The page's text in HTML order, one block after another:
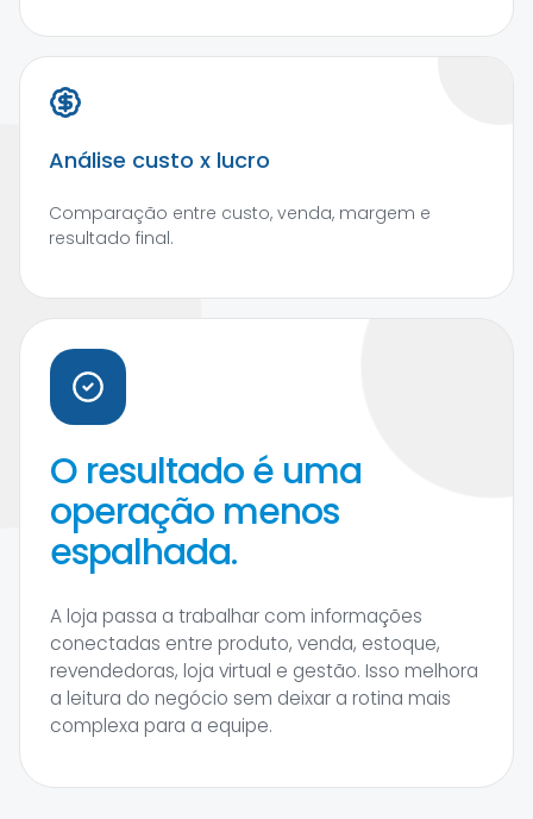
Análise custo x lucro
Comparação entre custo, venda, margem e
resultado final.
O resultado é uma
operação menos
espalhada.
A loja passa a trabalhar com informações
conectadas entre produto, venda, estoque,
revendedoras, loja virtual e gestão. Isso melhora
a leitura do negócio sem deixar a rotina mais
complexa para a equipe.